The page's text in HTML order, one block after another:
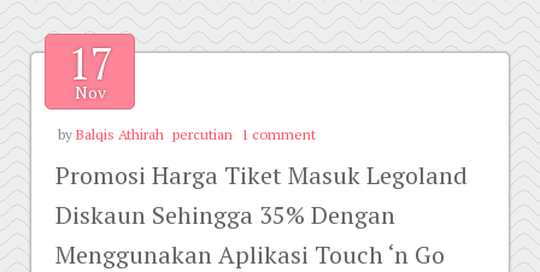
17
Nov
by Balqis Athirah percutian 1 comment
Promosi Harga Tiket Masuk Legoland
Diskaun Sehingga 35% Dengan
Menggunakan Aplikasi Touch ‘n Go